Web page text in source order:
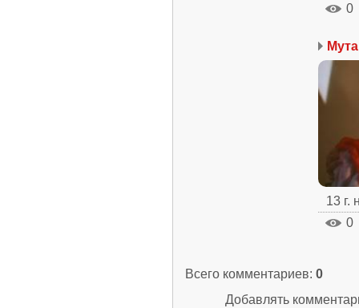
0
13 г.
0
Всего комментариев: 0
Добавлять